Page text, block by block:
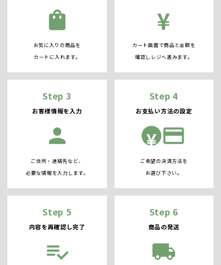
shopping_bag
お気に入りの商品を
カートに入れます。
¥
カート画面で商品と金額を
確認しレジへ進みます。
Step 3
お客様情報を入力
person
ご住所・連絡先など、
必要な情報を入力します。
Step 4
お支払い方法の設定
¥ credit_card
ご希望の決済方法を
お選び下さい。
Step 5
内容を再確認し完了
playlist_add_check
Step 6
商品の発送
local_shipping